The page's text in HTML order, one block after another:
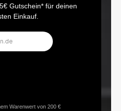
Gutschein* für deinen
Einkauf.
Warenwert von 200 €